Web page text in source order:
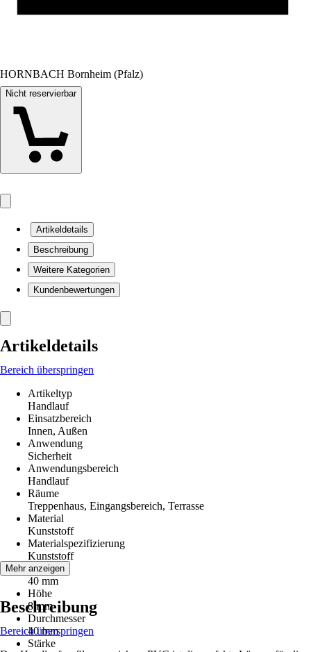
HORNBACH Bornheim (Pfalz)
Nicht reservierbar
Artikeldetails
Beschreibung
Weitere Kategorien
Kundenbewertungen
Artikeldetails
Bereich überspringen
Artikeltyp
Handlauf
Einsatzbereich
Innen, Außen
Anwendung
Sicherheit
Anwendungsbereich
Handlauf
Räume
Treppenhaus, Eingangsbereich, Terrasse
Material
Kunststoff
Materialspezifizierung
Kunststoff
Breite
40 mm
Höhe
8 mm
Durchmesser
40 mm
Stärke
Mehr anzeigen
Beschreibung
Bereich überspringen